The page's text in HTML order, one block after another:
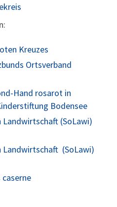
Kreuzes
Ortsverband
Hand rosarot in
Bodensee
Landwirtschaft (SoLawi)
Landwirtschaft (SoLawi)